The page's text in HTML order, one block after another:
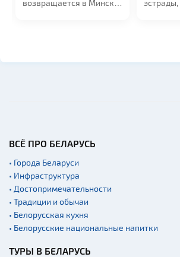
возвращается в Минск
ВСЁ ПРО БЕЛАРУСЬ
• Города Беларуси
• Инфраструктура
• Достопримечательности
• Традиции и обычаи
• Белорусская кухня
• Белорусские национальные напитки
ТУРЫ В БЕЛАРУСЬ